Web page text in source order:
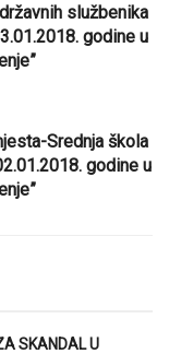
službenika
godine u
Srednja škola
godine u
SKANDAL U